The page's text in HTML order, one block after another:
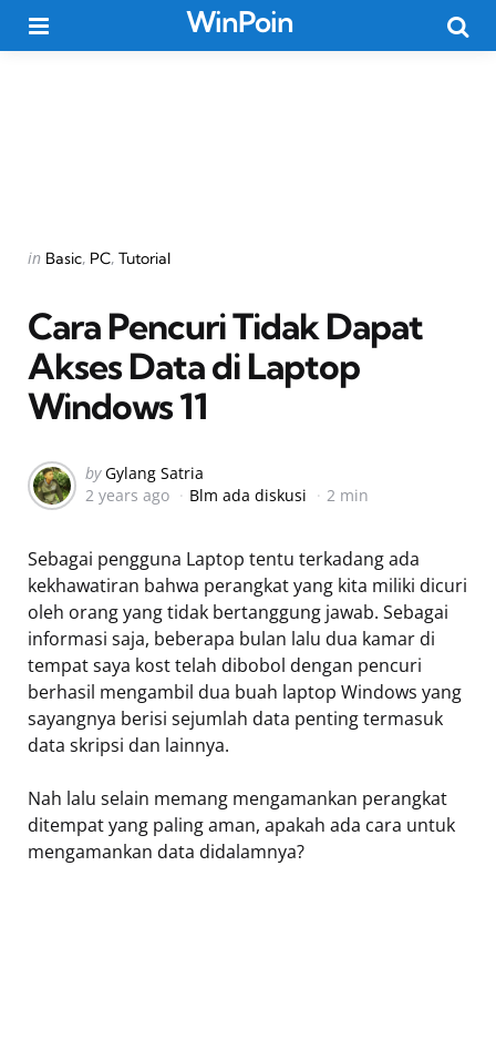
WinPoin
Categories
Posted
in Basic PC Tutorial
Cara Pencuri Tidak Dapat
Akses Data di Laptop
Windows 11
Posted
by
by Gylang Satria
2 years ago
Blm ada diskusi 2 min
Sebagai pengguna Laptop tentu terkadang ada
kekhawatiran bahwa perangkat yang kita miliki dicuri
oleh orang yang tidak bertanggung jawab. Sebagai
informasi saja, beberapa bulan lalu dua kamar di
tempat saya kost telah dibobol dengan pencuri
berhasil mengambil dua buah laptop Windows yang
sayangnya berisi sejumlah data penting termasuk
data skripsi dan lainnya.
Nah lalu selain memang mengamankan perangkat
ditempat yang paling aman, apakah ada cara untuk
mengamankan data didalamnya?